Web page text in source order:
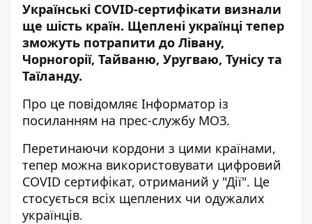
Українські COVID-сертифікати визнали
ще шість країн. Щеплені українці тепер
зможуть потрапити до Лівану,
Чорногорії, Тайваню, Уругваю, Тунісу та
Таїланду.
Про це повідомляє Інформатор із
посиланням на прес-службу МОЗ.
Перетинаючи кордони з цими країнами,
тепер можна використовувати цифровий
COVID сертифікат, отриманий у "Дії". Це
стосується всіх щеплених чи одужалих
українців.